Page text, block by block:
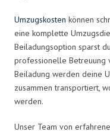
Umzugskosten können
eine komplette
Beiladungsoption sparst
professionelle Betreuung
Beiladung werden deine
zusammen transportiert,
werden.
Unser Team von